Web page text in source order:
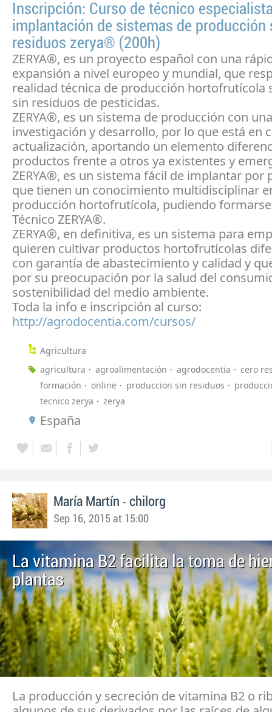
Inscripción: Curso de técnico
implantación de sistemas de producción
residuos zerya® (200h)
ZERYA®, es un proyecto español con una
expansión a nivel europeo y mundial, que
realidad técnica de producción hortofrutícola
sin residuos de pesticidas.
ZERYA®, es un sistema de producción con
investigación y desarrollo, por lo que está en
actualización, aportando un elemento
productos frente a otros ya existentes y
ZERYA®, es un sistema fácil de implantar por
que tienen un conocimiento multidisciplinar
producción hortofrutícola, pudiendo
Técnico ZERYA®.
ZERYA®, en definitiva, es un sistema para
quieren cultivar productos hortofrutícolas
con garantía de abastecimiento y calidad y
por su preocupación por la salud del
sostenibilidad del medio ambiente.
Toda la info e inscripción al curso:
http://agrodocentia.com/cursos/
Agricultura
agricultura
agroalimentación agrodocentia
cero
formación
online produccion sin residuos
tecnico zerya
zerya
España
María Martín - chilorg
Sep 16, 2015 at 15:00
La vitamina B2 facilita la toma de
plantas
La producción y secreción de vitamina B2 o